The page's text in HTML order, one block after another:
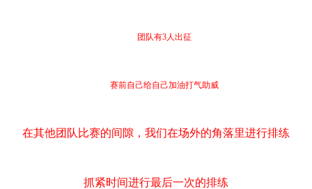
团队有3人出征
赛前自己给自己加油打气助威
在其他团队比赛的间隙，我们在场外的角落里进行排练
抓紧时间进行最后一次的排练